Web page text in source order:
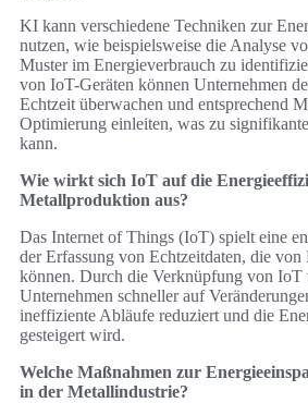
KI kann verschiedene Techniken zur
nutzen, wie beispielsweise die Analyse
Muster im Energieverbrauch zu
von IoT-Geräten können Unternehmen
Echtzeit überwachen und entsprechend
Optimierung einleiten, was zu
kann.
Wie wirkt sich IoT auf die
Metallproduktion aus?
Das Internet of Things (IoT) spielt eine
der Erfassung von Echtzeitdaten, die
können. Durch die Verknüpfung von
Unternehmen schneller auf
ineffiziente Abläufe reduziert und die
gesteigert wird.
Welche Maßnahmen zur
in der Metallindustrie?